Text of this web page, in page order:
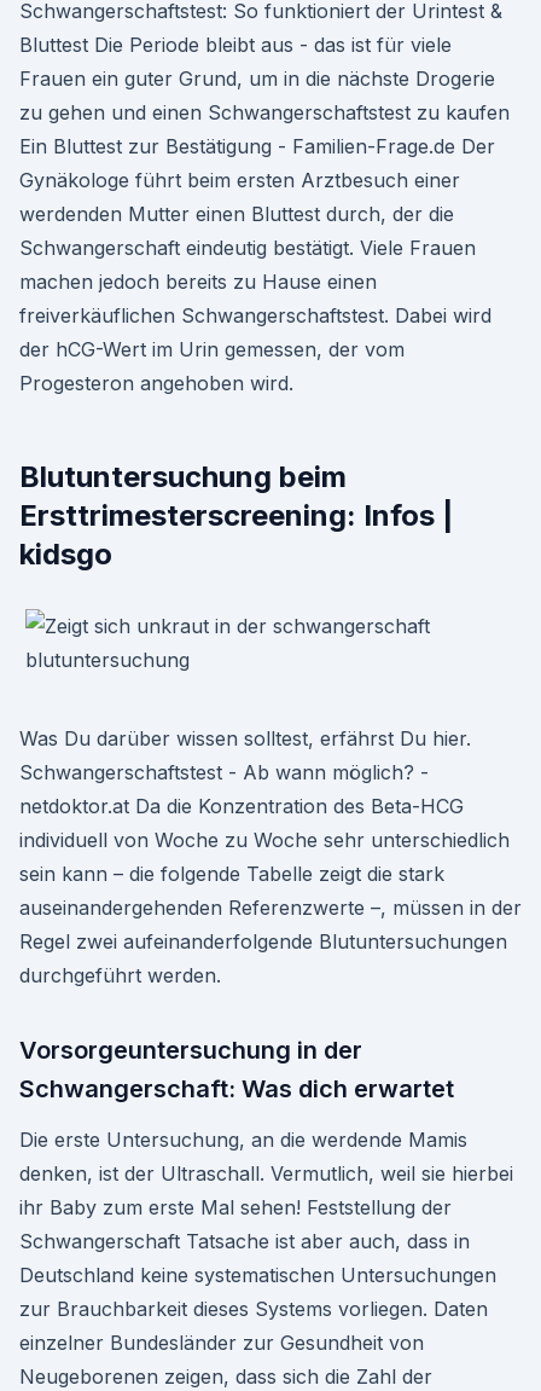
Schwangerschaftstest: So funktioniert der Urintest &
Bluttest Die Periode bleibt aus - das ist für viele
Frauen ein guter Grund, um in die nächste Drogerie
zu gehen und einen Schwangerschaftstest zu kaufen
Ein Bluttest zur Bestätigung - Familien-Frage.de Der
Gynäkologe führt beim ersten Arztbesuch einer
werdenden Mutter einen Bluttest durch, der die
Schwangerschaft eindeutig bestätigt. Viele Frauen
machen jedoch bereits zu Hause einen
freiverkäuflichen Schwangerschaftstest. Dabei wird
der hCG-Wert im Urin gemessen, der vom
Progesteron angehoben wird.
Blutuntersuchung beim
Ersttrimesterscreening: Infos |
kidsgo
Was Du darüber wissen solltest, erfährst Du hier.
Schwangerschaftstest - Ab wann möglich? -
netdoktor.at Da die Konzentration des Beta-HCG
individuell von Woche zu Woche sehr unterschiedlich
sein kann – die folgende Tabelle zeigt die stark
auseinandergehenden Referenzwerte –, müssen in der
Regel zwei aufeinanderfolgende Blutuntersuchungen
durchgeführt werden.
Vorsorge­untersuchung in der
Schwangerschaft: Was dich erwartet
Die erste Untersuchung, an die werdende Mamis
denken, ist der Ultraschall. Vermutlich, weil sie hierbei
ihr Baby zum erste Mal sehen! Feststellung der
Schwangerschaft Tatsache ist aber auch, dass in
Deutschland keine systematischen Untersuchungen
zur Brauchbarkeit dieses Systems vorliegen. Daten
einzelner Bundesländer zur Gesundheit von
Neugeborenen zeigen, dass sich die Zahl der